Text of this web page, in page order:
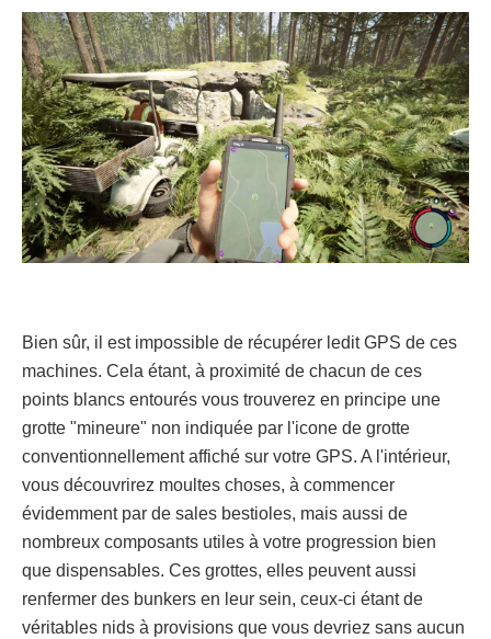
Bien sûr, il est impossible de récupérer ledit GPS de ces
machines. Cela étant, à proximité de chacun de ces
points blancs entourés vous trouverez en principe une
grotte "mineure" non indiquée par l'icone de grotte
conventionnellement affiché sur votre GPS. A l'intérieur,
vous découvrirez moultes choses, à commencer
évidemment par de sales bestioles, mais aussi de
nombreux composants utiles à votre progression bien
que dispensables. Ces grottes, elles peuvent aussi
renfermer des bunkers en leur sein, ceux-ci étant de
véritables nids à provisions que vous devriez sans aucun